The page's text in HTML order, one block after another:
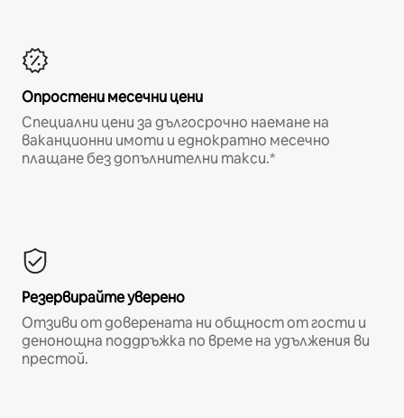
Опростени месечни цени
Специални цени за дългосрочно наемане на
ваканционни имоти и еднократно месечно
плащане без допълнителни такси.*
Резервирайте уверено
Отзиви от доверената ни общност от гости и
денонощна поддръжка по време на удължения ви
престой.